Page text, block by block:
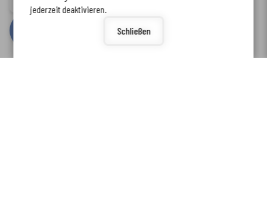
bycm citymedia GmbH
jederzeit deaktivieren.
Schließen